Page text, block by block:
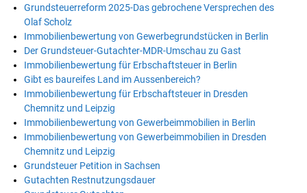
Grundsteuerreform 2025-Das gebrochene Versprechen des
Olaf Scholz
Immobilienbewertung von Gewerbegrundstücken in Berlin
Der Grundsteuer-Gutachter-MDR-Umschau zu Gast
Immobilienbewertung für Erbschaftsteuer in Berlin
Gibt es baureifes Land im Aussenbereich?
Immobilienbewertung für Erbschaftsteuer in Dresden
Chemnitz und Leipzig
Immobilienbewertung von Gewerbeimmobilien in Berlin
Immobilienbewertung von Gewerbeimmobilien in Dresden
Chemnitz und Leipzig
Grundsteuer Petition in Sachsen
Gutachten Restnutzungsdauer